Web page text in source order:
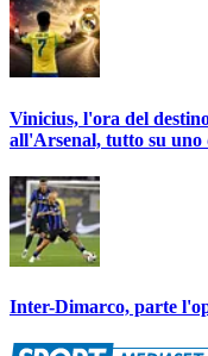
Vinicius, l'ora del
all'Arsenal, tutto su
Inter-Dimarco, parte